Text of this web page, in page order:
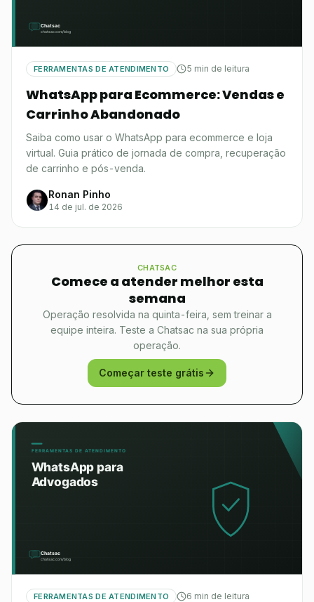
FERRAMENTAS DE ATENDIMENTO 5 min de leitura
WhatsApp para Ecommerce: Vendas e
Carrinho Abandonado
Saiba como usar o WhatsApp para ecommerce e loja
virtual. Guia prático de jornada de compra, recuperação
de carrinho e pós-venda.
Ronan Pinho
14 de jul. de 2026
CHATSAC
Comece a atender melhor esta
semana
Operação resolvida na quinta-feira, sem treinar a
equipe inteira. Teste a Chatsac na sua própria
operação.
Começar teste grátis
FERRAMENTAS DE ATENDIMENTO 6 min de leitura